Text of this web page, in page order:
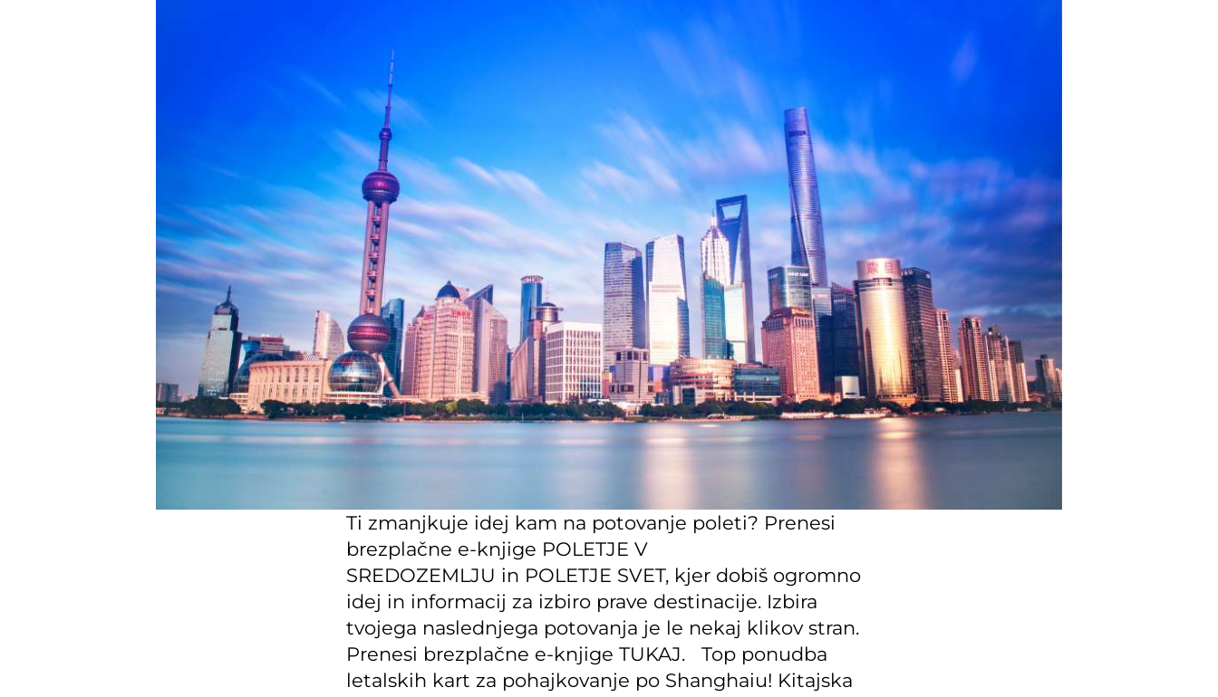
Ti zmanjkuje idej kam na potovanje poleti? Prenesi
brezplačne e-knjige POLETJE V
SREDOZEMLJU in POLETJE SVET, kjer dobiš ogromno
idej in informacij za izbiro prave destinacije. Izbira
tvojega naslednjega potovanja je le nekaj klikov stran.
Prenesi brezplačne e-knjige TUKAJ. Top ponudba
letalskih kart za pohajkovanje po Shanghaiu! Kitajska